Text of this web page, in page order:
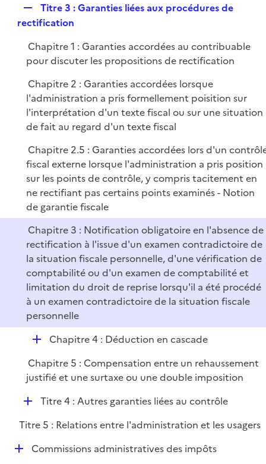
r
i
e
r
e
l
i
e
Titre 3 : Garanties liées aux procédures de
rectification
Chapitre 1 : Garanties accordées au contribuable
pour discuter les propositions de rectification
Chapitre 2 : Garanties accordées lorsque
l'administration a pris formellement poisition sur
l'interprétation d'un texte fiscal ou sur une situation
de fait au regard d'un texte fiscal
Chapitre 2.5 : Garanties accordées lors d'un
fiscal externe lorsque l'administration a pris position
sur les points de contrôle, y compris tacitement en
ne rectifiant pas certains points examinés - Notion
de garantie fiscale
Chapitre 3 : Notification obligatoire en l'absence de
rectification à l'issue d'un examen contradictoire de
la situation fiscale personnelle, d'une vérification de
comptabilité ou d'un examen de comptabilité et
limitation du droit de reprise lorsqu'il a été procédé
à un examen contradictoire de la situation fiscale
personnelle
D
p
l
i
r
Chapitre 4 : Déduction en cascade
Chapitre 5 : Compensation entre un rehaussement
justifié et une surtaxe ou une double imposition
D
p
l
Titre 4 : Autres garanties liées au contrôle
Titre 5 : Relations entre l'administration et les usagers
DCommissions administratives des impôts